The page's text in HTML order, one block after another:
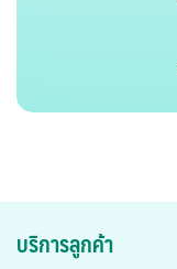
บริการลูกค้า